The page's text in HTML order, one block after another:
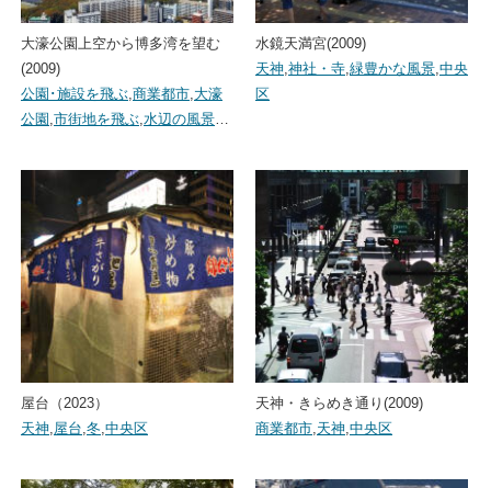
大濠公園上空から博多湾を望む
(2009)
公園･施設を飛ぶ,商業都市,大濠
公園 ,市街地を飛ぶ,水辺の風景…
水鏡天満宮(2009)
天神,神社・寺,緑豊かな風景,中央
区
屋台（2023）
天神,屋台,冬,中央区
天神・きらめき通り(2009)
商業都市,天神,中央区